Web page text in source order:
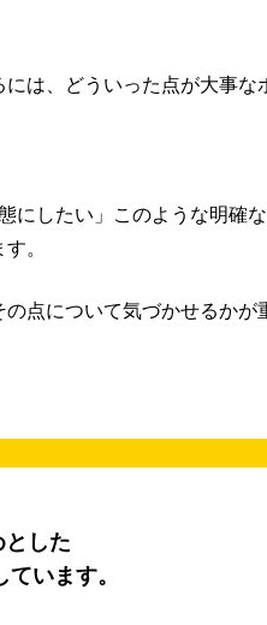
は、どういった点が大事な
したい」このような明確
。
点について気づかせるかが
した
います。